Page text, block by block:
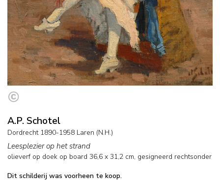
A.P. Schotel
Dordrecht 1890-1958 Laren (N.H.)
Leesplezier op het strand
olieverf op doek op board 36,6 x 31,2 cm, gesigneerd rechtsonder
Dit schilderij was voorheen te koop.